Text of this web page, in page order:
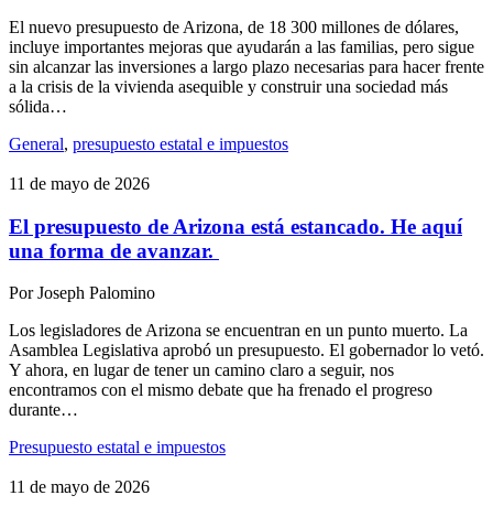
El nuevo presupuesto de Arizona, de 18 300 millones de dólares,
incluye importantes mejoras que ayudarán a las familias, pero sigue
sin alcanzar las inversiones a largo plazo necesarias para hacer frente
a la crisis de la vivienda asequible y construir una sociedad más
sólida…
General, presupuesto estatal e impuestos
11 de mayo de 2026
El presupuesto de Arizona está estancado. He aquí
una forma de avanzar.
PorJoseph Palomino
Los legisladores de Arizona se encuentran en un punto muerto. La
Asamblea Legislativa aprobó un presupuesto. El gobernador lo vetó.
Y ahora, en lugar de tener un camino claro a seguir, nos
encontramos con el mismo debate que ha frenado el progreso
durante…
Presupuesto estatal e impuestos
11 de mayo de 2026